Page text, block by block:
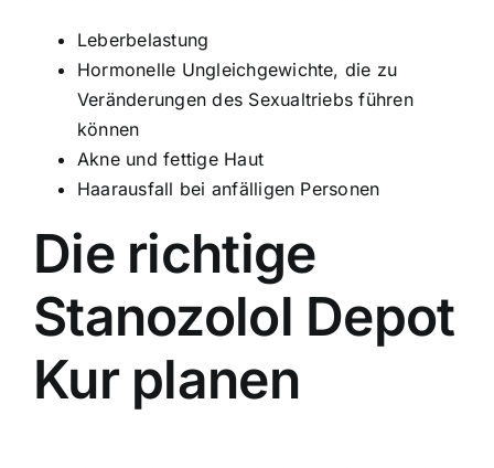
Leberbelastung
Hormonelle Ungleichgewichte, die zu
Veränderungen des Sexualtriebs führen
können
Akne und fettige Haut
Haarausfall bei anfälligen Personen
Die richtige
Stanozolol Depot
Kur planen